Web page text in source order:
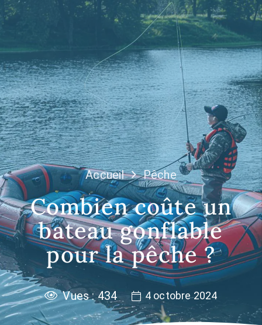
Accueil Pêche
Combien coûte un
bateau gonflable
pour la pêche ?
Vues :434 4 octobre 2024